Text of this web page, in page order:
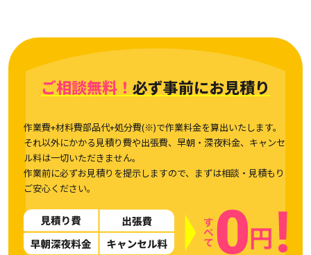
ご相談無料！ 必ず事前にお見積り
作業費+材料費部品代+処分費(※)で作業料金を算出いたします。
それ以外にかかる見積り費や出張費、早朝・深夜料金、キャンセ
ル料は一切いただきません。
作業前に必ずお見積りを提示しますので、まずは相談・見積もり
ご安心ください。